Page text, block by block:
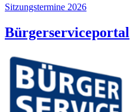
Sitzungstermine 2026
Bürgerserviceportal